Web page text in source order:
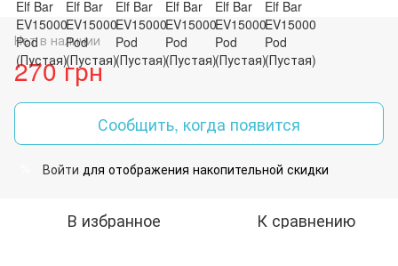
Нет в наличии
270 грн
Сообщить, когда появится
Войти для отображения накопительной скидки
В избранное К сравнению